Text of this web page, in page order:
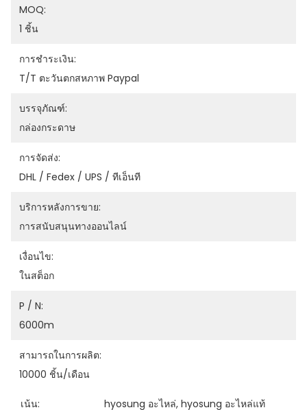
MOQ:
1 ชิ้น
การชำระเงิน:
T/T ตะวันตกสหภาพ Paypal
บรรจุภัณฑ์:
กล่องกระดาษ
การจัดส่ง:
DHL / Fedex / UPS / ทีเอ็นที
บริการหลังการขาย:
การสนับสนุนทางออนไลน์
เงื่อนไข:
ในสต็อก
P / N:
6000m
สามารถในการผลิต:
10000 ชิ้น/เดือน
เน้น: hyosung อะไหล่, hyosung อะไหล่แท้